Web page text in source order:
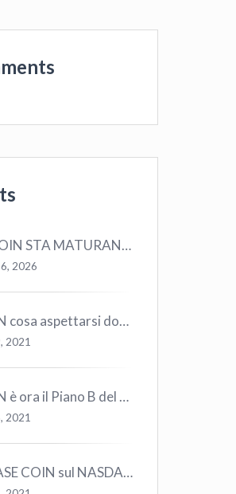
MATURANDO? #bitcoin #crypto #trading
2026
BITCOIN cosa aspettarsi dopo il “Crollo”? – CryptoMonday NEWS w16/’21
2021
BITCOIN è ora il Piano B del Mondo
2021
COINBASE COIN sul NASDAQ e le CRYPTO volano!